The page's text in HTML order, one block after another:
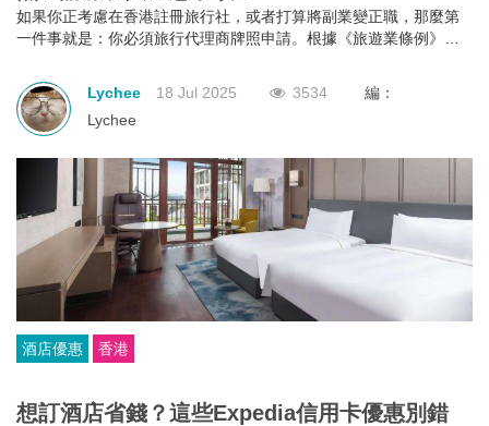
如果你正考慮在香港註冊旅行社，或者打算將副業變正職，那麼第
一件事就是：你必須旅行代理商牌照申請。根據《旅遊業條例》第
遊團或接待到港旅客的業務，都必須向旅遊業監管局申請並持有有
效的旅行代理商牌照。沒有這個牌照？那就不能經營！
Lychee 18 Jul 2025 3534
編：
Lychee
酒店優惠 香港
想訂酒店省錢？這些Expedia信用卡優惠別錯